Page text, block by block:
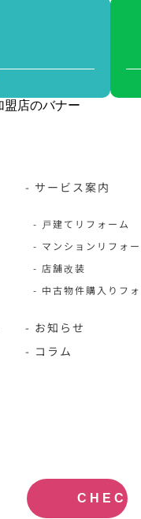
- サービス案内
- 戸建てリフォーム
- マンションリフォー
- 店舗改装
- 中古物件購入りフ
- お知らせ
- コラム
CHECK